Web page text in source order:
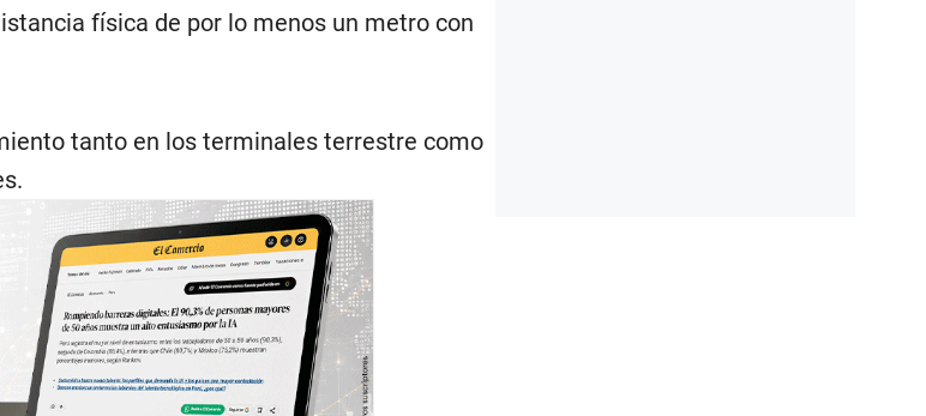
física de por lo menos un metro con
tanto en los terminales terrestre como